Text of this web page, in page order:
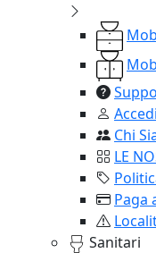
Chi
LE
Paga
Sanitari